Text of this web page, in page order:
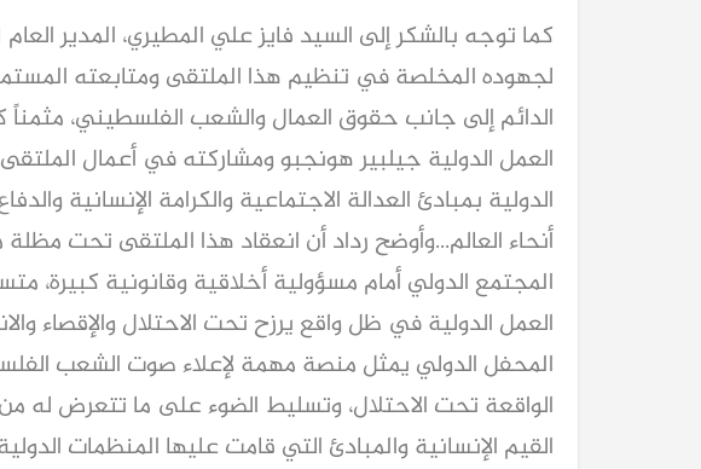
كما توجه بالشكر إلى السيد فايز علي المطيري، المدير
لجهوده المخلصة في تنظيم هذا الملتقى ومتابعته
الدائم إلى جانب حقوق العمال والشعب الفلسطيني،
العمل الدولية جيلبير هونجبو ومشاركته في أعمال
الدولية بمبادئ العدالة الاجتماعية والكرامة الإنسانية
أنحاء العالم...وأوضح رداد أن انعقاد هذا الملتقى تحت
المجتمع الدولي أمام مسؤولية أخلاقية وقانونية كبيرة،
العمل الدولية في ظل واقع يرزح تحت الاحتلال والإقصاء
المحفل الدولي يمثل منصة مهمة لإعلاء صوت الشعب
الواقعة تحت الاحتلال، وتسليط الضوء على ما تتعرض له
القيم الإنسانية والمبادئ التي قامت عليها المنظمات